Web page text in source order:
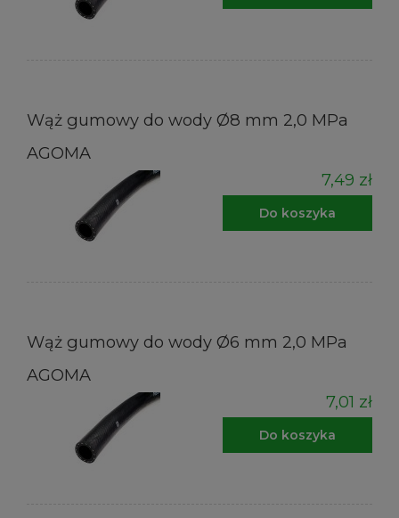
Wąż gumowy do wody Ø8 mm 2,0 MPa
AGOMA
7,49 zł
Do koszyka
Wąż gumowy do wody Ø6 mm 2,0 MPa
AGOMA
7,01 zł
Do koszyka